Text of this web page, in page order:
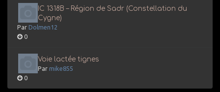
IC 1318B – Région de Sadr (Constellation du
Cygne)
Par Dolmen12
0
Voie lactée tignes
Par mike855
0